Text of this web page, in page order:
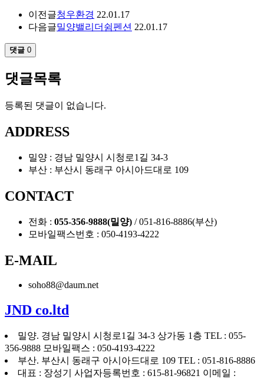
이전글청우환경 22.01.17
다음글밀양밸리더쉼펜션 22.01.17
댓글 0
댓글목록
등록된 댓글이 없습니다.
ADDRESS
밀양 : 경남 밀양시 시청로1길 34-3
부산 : 부산시 동래구 아시아드대로 109
CONTACT
전화 : 055-356-9888(밀양) / 051-816-8886(부산)
모바일팩스번호 : 050-4193-4222
E-MAIL
soho88@daum.net
JND co.ltd
밀양. 경남 밀양시 시청로1길 34-3 상가동 1층 TEL : 055-
356-9888 모바일팩스 : 050-4193-4222
부산. 부산시 동래구 아시아드대로 109 TEL : 051-816-8886
대표 : 장성기
사업자등록번호 : 615-81-96821 이메일 :